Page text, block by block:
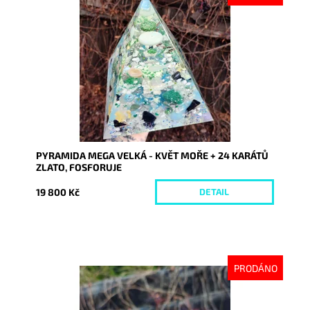
Dostupnost:
Vyprodáno
7955
PYRAMIDA MEGA VELKÁ - KVĚT MOŘE + 24 KARÁTŮ
ZLATO, FOSFORUJE
19 800 Kč DETAIL
PRODÁNO
Dostupnost:
Vyprodáno
7632